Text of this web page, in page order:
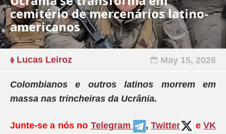
cemitério de mercenários latino-
americanos
Lucas Leiroz May 15, 2026
Colombianos e outros latinos morrem em
massa nas trincheiras da Ucrânia.
Junte-se a nós no Telegram ,Twitter e VK